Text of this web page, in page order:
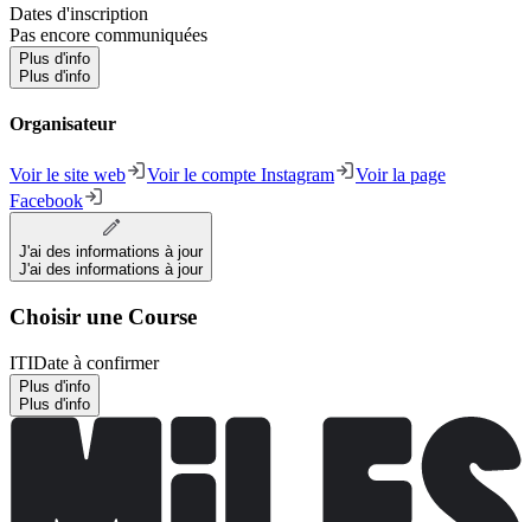
Dates d'inscription
Pas encore communiquées
Plus d'info
Plus d'info
Organisateur
Voir le site web Voir le compte Instagram
Voir la page
Facebook
J'ai des informations à jour
J'ai des informations à jour
Choisir une Course
ITIDate à confirmer
Plus d'info
Plus d'info